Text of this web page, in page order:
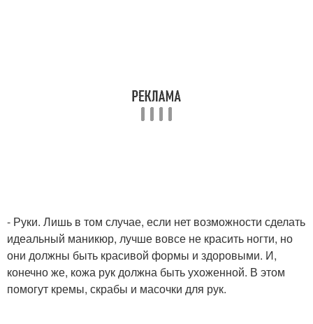
- Руки. Лишь в том случае, если нет возможности сделать
идеальный маникюр, лучше вовсе не красить ногти, но
они должны быть красивой формы и здоровыми. И,
конечно же, кожа рук должна быть ухоженной. В этом
помогут кремы, скрабы и масочки для рук.